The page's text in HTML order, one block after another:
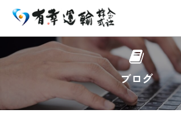
ブログ